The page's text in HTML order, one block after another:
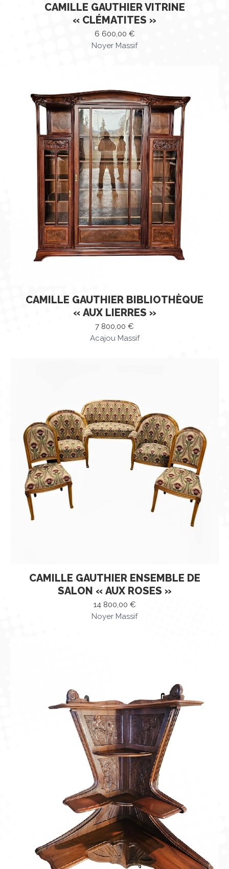
CAMILLE GAUTHIER VITRINE
« CLÉMATITES »
6 600,00 €
Noyer Massif
CAMILLE GAUTHIER BIBLIOTHÈQUE
« AUX LIERRES »
7 800,00 €
Acajou Massif
CAMILLE GAUTHIER ENSEMBLE DE
SALON « AUX ROSES »
14 800,00 €
Noyer Massif